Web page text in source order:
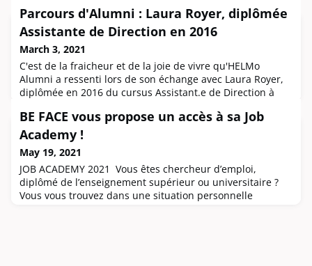
Parcours d'Alumni : Laura Royer, diplômée
Assistante de Direction en 2016
March 3, 2021
C'est de la fraicheur et de la joie de vivre qu'HELMo
Alumni a ressenti lors de son échange avec Laura Royer,
diplômée en 2016 du cursus Assistant.e de Direction à
lors de la mise en place des Paniers solidaires à HELMo,
Laura travaille actuellement dans la coopérative
Ethiquable. Elle nous raconte son parcours... Son passage
à HELMoOriginaire de G
BE FACE vous propose un accès à sa Job
Academy !
May 19, 2021
JOB ACADEMY 2021 Vous êtes chercheur d’emploi,
diplômé de l’enseignement supérieur ou universitaire ?
Vous vous trouvez dans une situation personnelle